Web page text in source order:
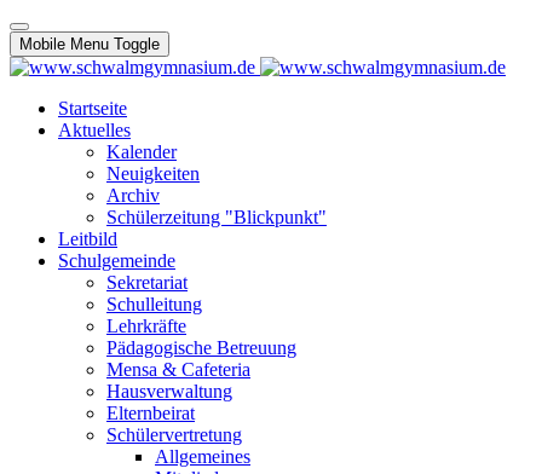
Mobile Menu Toggle
Startseite
Aktuelles
Kalender
Neuigkeiten
Archiv
Schülerzeitung "Blickpunkt"
Leitbild
Schulgemeinde
Sekretariat
Schulleitung
Lehrkräfte
Pädagogische Betreuung
Mensa & Cafeteria
Hausverwaltung
Elternbeirat
Schülervertretung
Allgemeines